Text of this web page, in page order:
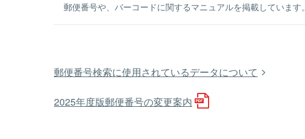
郵便番号や、バーコードに関するマニュアルを掲載しています。
郵便番号検索に使用されているデータについて
2025年度版郵便番号の変更案内